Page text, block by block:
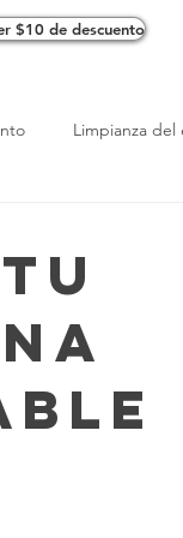
$10 de descuento
Limpianza
Limpieza
Truco de